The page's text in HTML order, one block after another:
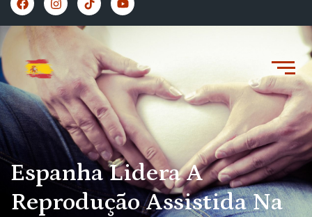
https://vivernaespanha.com/
Espanha Lidera A
Reprodução Assistida Na